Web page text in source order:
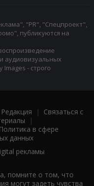
"PR", "Спецпроект",
публикуются на
аудиовизуальных
- строго
Редакция | Связаться с
|
Политика в сфере
данных
рекламы
помните о том, что
могут задеть чувства